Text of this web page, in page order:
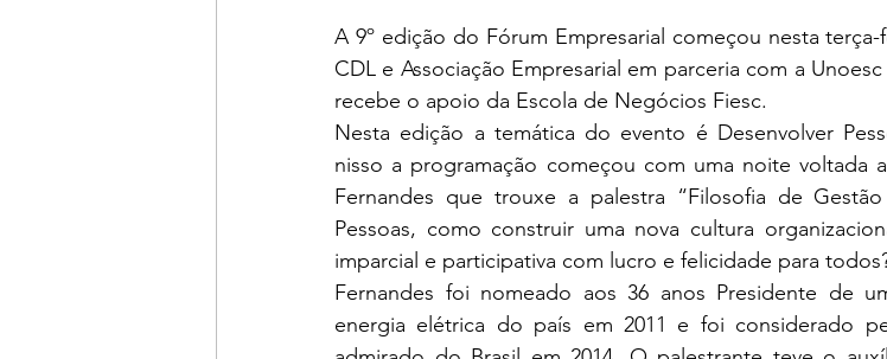
A 9º edição do Fórum Empresarial começou nesta
CDL e Associação Empresarial em parceria com a
recebe o apoio da Escola de Negócios Fiesc.
Nesta edição a temática do evento é Desenvolver
nisso a programação começou com uma noite voltada
Fernandes que trouxe a palestra “Filosofia de
Pessoas, como construir uma nova cultura
imparcial e participativa com lucro e felicidade para
Fernandes foi nomeado aos 36 anos Presidente de
energia elétrica do país em 2011 e foi considerado